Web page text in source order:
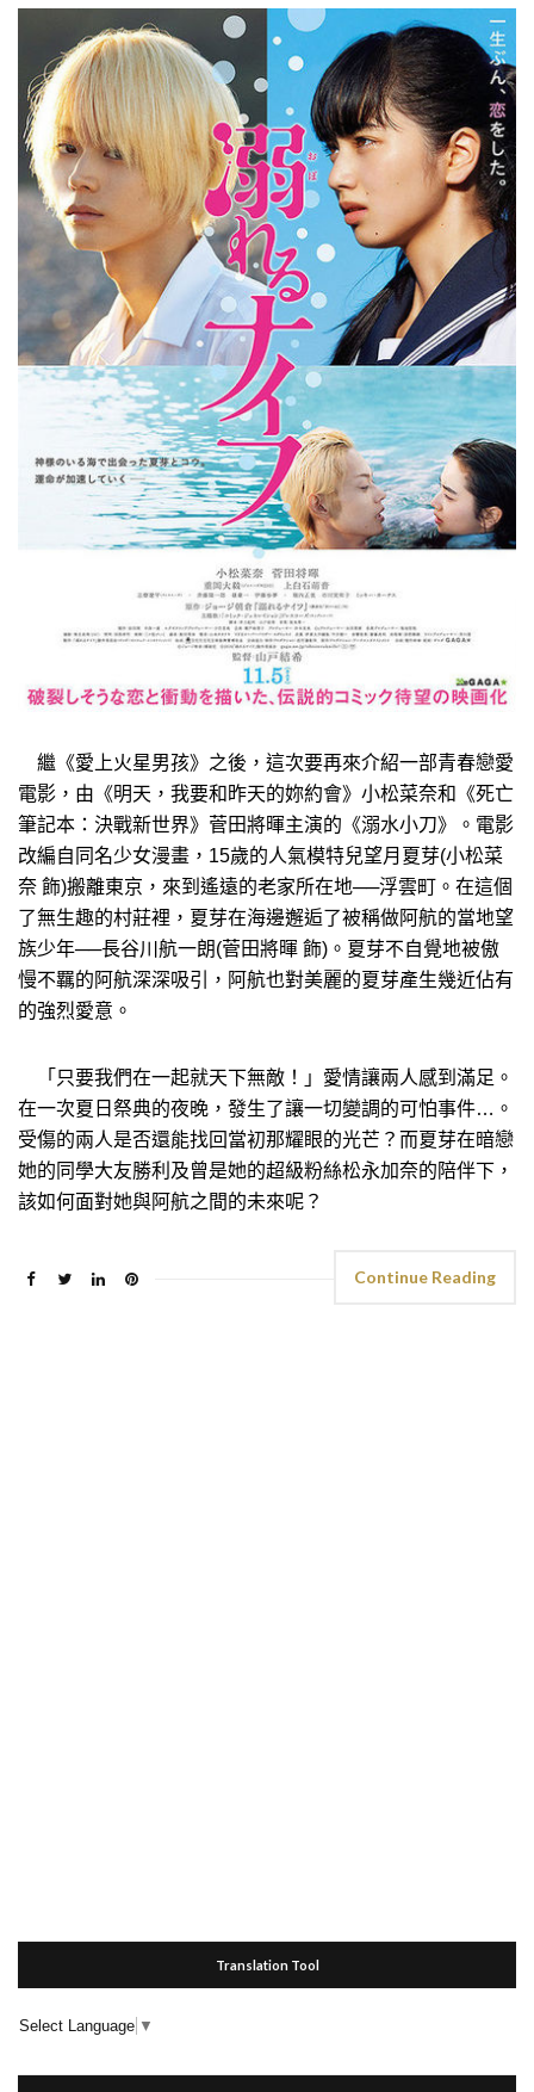
繼《愛上火星男孩》之後，這次要再來介紹一部青春戀愛
電影，由《明天，我要和昨天的妳約會》小松菜奈和《死亡
筆記本：決戰新世界》菅田將暉主演的《溺水小刀》。電影
改編自同名少女漫畫，15歲的人氣模特兒望月夏芽(小松菜
奈 飾)搬離東京，來到遙遠的老家所在地──浮雲町。在這個
了無生趣的村莊裡，夏芽在海邊邂逅了被稱做阿航的當地望
族少年──長谷川航一朗(菅田將暉 飾)。夏芽不自覺地被傲
慢不羈的阿航深深吸引，阿航也對美麗的夏芽產生幾近佔有
的強烈愛意。
「只要我們在一起就天下無敵！」愛情讓兩人感到滿足。
在一次夏日祭典的夜晚，發生了讓一切變調的可怕事件…。
受傷的兩人是否還能找回當初那耀眼的光芒？而夏芽在暗戀
她的同學大友勝利及曾是她的超級粉絲松永加奈的陪伴下，
該如何面對她與阿航之間的未來呢？
Continue Reading
Translation Tool
Select Language ▼